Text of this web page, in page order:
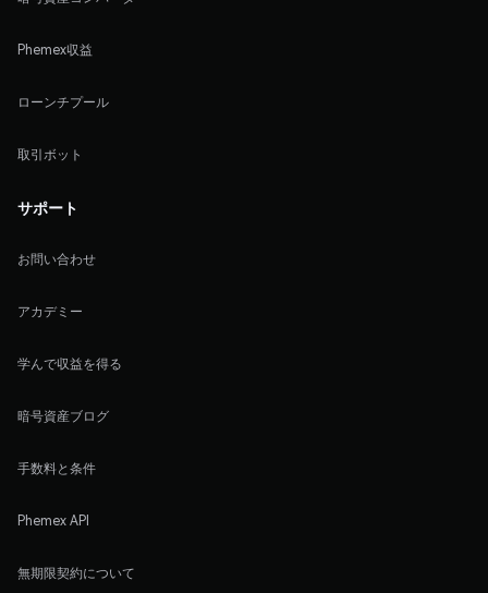
Phemex収益
ローンチプール
取引ボット
サポート
お問い合わせ
アカデミー
学んで収益を得る
暗号資産ブログ
手数料と条件
Phemex API
無期限契約について